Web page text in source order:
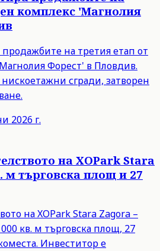
комплекс 'Магнолия
на третия етап от
Форест' в Пловдив.
сгради, затворен
2026 г.
на XOPark Stara
м търговска площ и 27
на XOPark Stara Zagora –
кв. м търговска площ, 27
Инвеститор е